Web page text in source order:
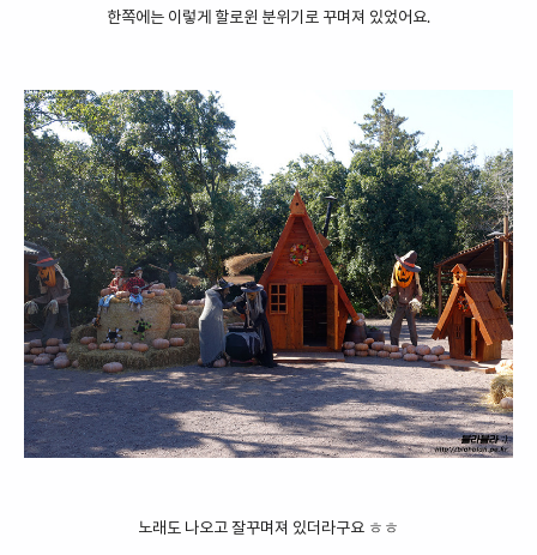
한쪽에는 이렇게 할로윈 분위기로 꾸며져 있었어요.
노래도 나오고 잘꾸며져 있더라구요 ㅎㅎ